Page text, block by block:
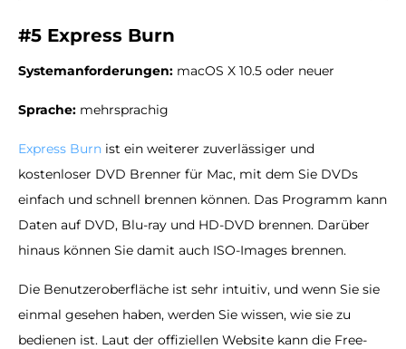
#5 Express Burn
Systemanforderungen: macOS X 10.5 oder neuer
Sprache: mehrsprachig
Express Burn ist ein weiterer zuverlässiger und
kostenloser DVD Brenner für Mac, mit dem Sie DVDs
einfach und schnell brennen können. Das Programm kann
Daten auf DVD, Blu-ray und HD-DVD brennen. Darüber
hinaus können Sie damit auch ISO-Images brennen.
Die Benutzeroberfläche ist sehr intuitiv, und wenn Sie sie
einmal gesehen haben, werden Sie wissen, wie sie zu
bedienen ist. Laut der offiziellen Website kann die Free-